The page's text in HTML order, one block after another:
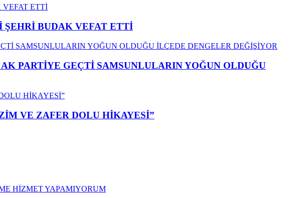
ŞEHRİ BUDAK VEFAT ETTİ
PARTİYE GEÇTİ SAMSUNLULARIN YOĞUN OLDUĞU
VE ZAFER DOLU HİKAYESİ”